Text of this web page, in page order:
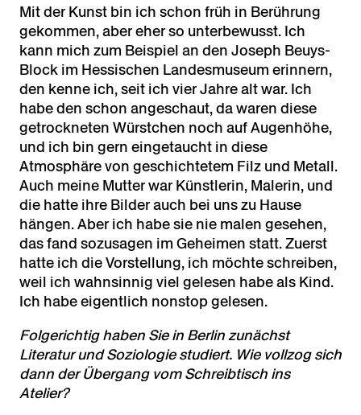
Mit der Kunst bin ich schon früh in Berührung
gekommen, aber eher so unterbewusst. Ich
kann mich zum Beispiel an den Joseph Beuys-
Block im Hessischen Landesmuseum erinnern,
den kenne ich, seit ich vier Jahre alt war. Ich
habe den schon angeschaut, da waren diese
getrockneten Würstchen noch auf Augenhöhe,
und ich bin gern eingetaucht in diese
Atmosphäre von geschichtetem Filz und Metall.
Auch meine Mutter war Künstlerin, Malerin, und
die hatte ihre Bilder auch bei uns zu Hause
hängen. Aber ich habe sie nie malen gesehen,
das fand sozusagen im Geheimen statt. Zuerst
hatte ich die Vorstellung, ich möchte schreiben,
weil ich wahnsinnig viel gelesen habe als Kind.
Ich habe eigentlich nonstop gelesen.
Folgerichtig haben Sie in Berlin zunächst
Literatur und Soziologie studiert. Wie vollzog sich
dann der Übergang vom Schreibtisch ins
Atelier?